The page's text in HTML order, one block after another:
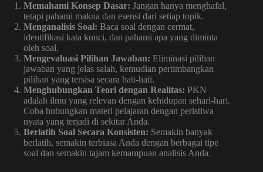
Memahami Konsep Dasar: Jangan hanya menghafal,
tetapi pahami makna dan esensi dari setiap topik.
Menganalisis Soal: Baca soal dengan cermat,
identifikasi kata kunci, dan pahami apa yang diminta
oleh soal.
Mengevaluasi Pilihan Jawaban: Eliminasi pilihan
jawaban yang jelas salah, kemudian pertimbangkan
pilihan yang tersisa secara hati-hati.
Menghubungkan Teori dengan Realitas: PKN
adalah ilmu yang relevan dengan kehidupan sehari-hari.
Coba hubungkan materi pelajaran dengan peristiwa
nyata yang terjadi di sekitar Anda.
Berlatih Soal Secara Konsisten: Semakin banyak
berlatih, semakin terbiasa Anda dengan berbagai tipe
soal dan semakin tajam kemampuan analisis Anda.